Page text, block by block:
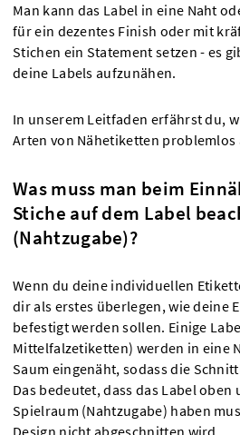
Man kann das Label in eine Naht
für ein dezentes Finish oder mit
Stichen ein Statement setzen - es
deine Labels aufzunähen.
In unserem Leitfaden erfährst du,
Arten von Nähetiketten
Was muss man beim
Stiche auf dem Label
(Nahtzugabe)?
Wenn du deine individuellen
dir als erstes überlegen, wie deine
befestigt werden sollen. Einige
Mittelfalzetiketten) werden in eine
Saum eingenäht, sodass die
Das bedeutet, dass das Label
Spielraum (Nahtzugabe) haben
Design nicht abgeschnitten wird.